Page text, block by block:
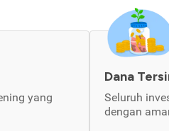
yang
Dana
Seluruh
dengan